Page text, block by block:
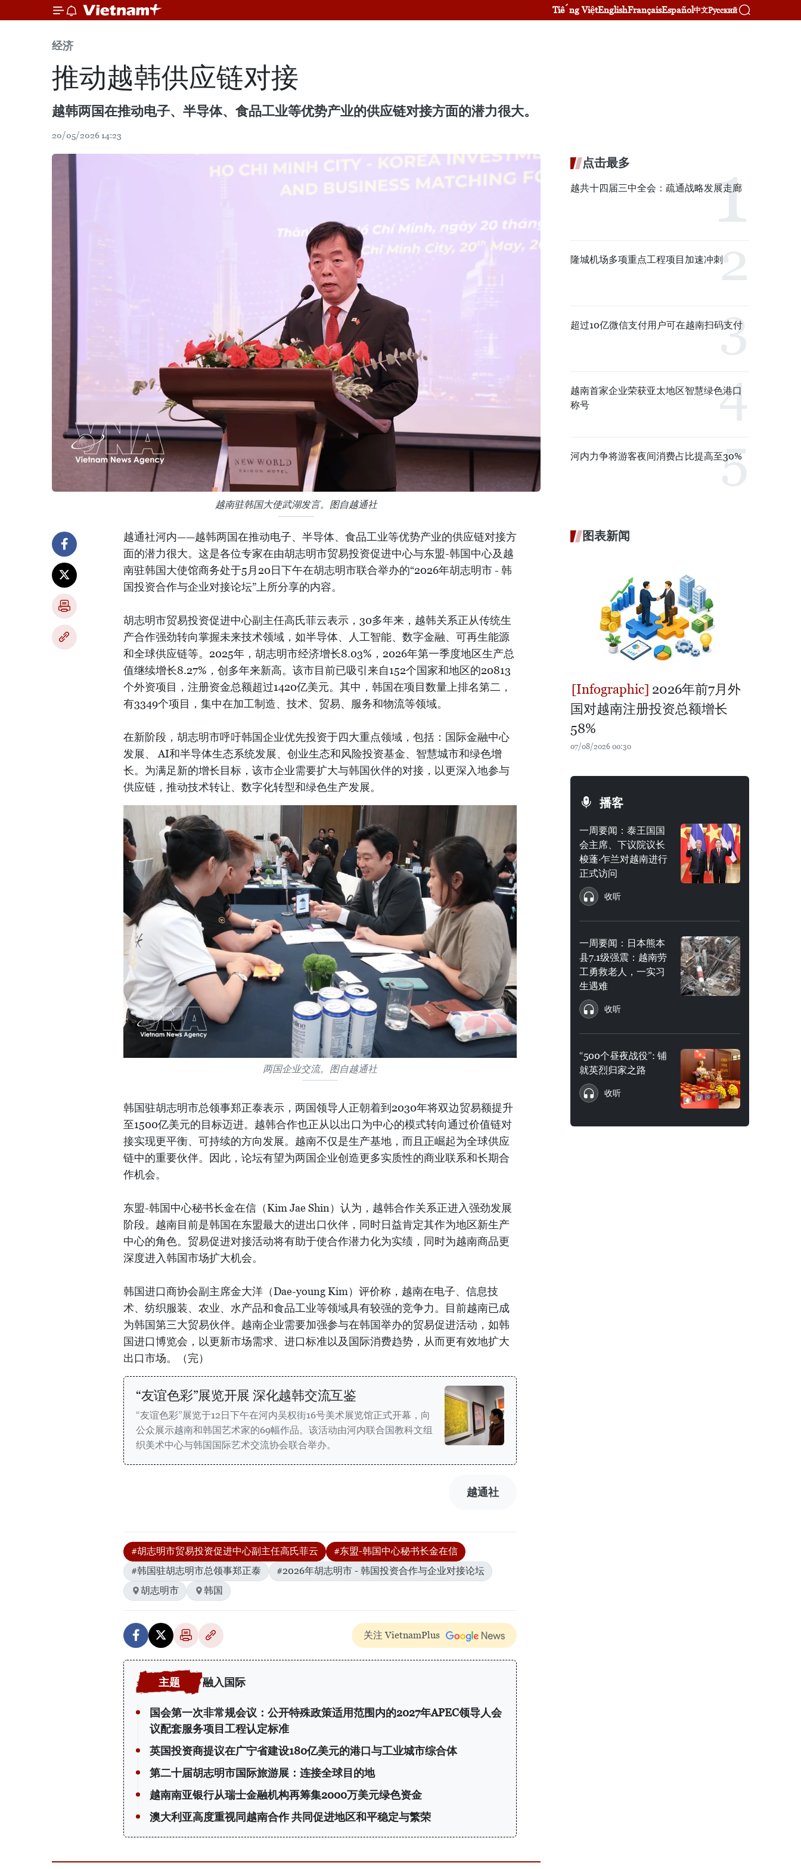
Tiếng ViệtEnglishFrançaisEspañol中文Русский
经济
推动越韩供应链对接
越韩两国在推动电子、半导体、食品工业等优势产业的供应链对接方面的潜力很大。
20/05/2026 14:23
越南驻韩国大使武湖发言。图自越通社
越通社河内——越韩两国在推动电子、半导体、食品工业等优势产业的供应链对接方
面的潜力很大。这是各位专家在由胡志明市贸易投资促进中心与东盟-韩国中心及越
南驻韩国大使馆商务处于5月20日下午在胡志明市联合举办的“2026年胡志明市 - 韩
国投资合作与企业对接论坛”上所分享的内容。
胡志明市贸易投资促进中心副主任高氏菲云表示，30多年来，越韩关系正从传统生
产合作强劲转向掌握未来技术领域，如半导体、人工智能、数字金融、可再生能源
和全球供应链等。2025年，胡志明市经济增长8.03%，2026年第一季度地区生产总
值继续增长8.27%，创多年来新高。该市目前已吸引来自152个国家和地区的20813
个外资项目，注册资金总额超过1420亿美元。其中，韩国在项目数量上排名第二，
有3349个项目，集中在加工制造、技术、贸易、服务和物流等领域。
在新阶段，胡志明市呼吁韩国企业优先投资于四大重点领域，包括：国际金融中心
发展、 AI和半导体生态系统发展、创业生态和风险投资基金、智慧城市和绿色增
长。为满足新的增长目标，该市企业需要扩大与韩国伙伴的对接，以更深入地参与
供应链，推动技术转让、数字化转型和绿色生产发展。
两国企业交流。图自越通社
韩国驻胡志明市总领事郑正泰表示，两国领导人正朝着到2030年将双边贸易额提升
至1500亿美元的目标迈进。越韩合作也正从以出口为中心的模式转向通过价值链对
接实现更平衡、可持续的方向发展。越南不仅是生产基地，而且正崛起为全球供应
链中的重要伙伴。因此，论坛有望为两国企业创造更多实质性的商业联系和长期合
作机会。
东盟-韩国中心秘书长金在信（Kim Jae Shin）认为，越韩合作关系正进入强劲发展
阶段。越南目前是韩国在东盟最大的进出口伙伴，同时日益肯定其作为地区新生产
中心的角色。贸易促进对接活动将有助于使合作潜力化为实绩，同时为越南商品更
深度进入韩国市场扩大机会。
韩国进口商协会副主席金大洋（Dae-young Kim）评价称，越南在电子、信息技
术、纺织服装、农业、水产品和食品工业等领域具有较强的竞争力。目前越南已成
为韩国第三大贸易伙伴。越南企业需要加强参与在韩国举办的贸易促进活动，如韩
国进口博览会，以更新市场需求、进口标准以及国际消费趋势，从而更有效地扩大
出口市场。（完）
“友谊色彩”展览开展 深化越韩交流互鉴
“友谊色彩”展览于12日下午在河内吴权街16号美术展览馆正式开幕，向
公众展示越南和韩国艺术家的69幅作品。该活动由河内联合国教科文组
织美术中心与韩国国际艺术交流协会联合举办。
越通社
#胡志明市贸易投资促进中心副主任高氏菲云
#东盟-韩国中心秘书长金在信
#韩国驻胡志明市总领事郑正泰
#2026年胡志明市 - 韩国投资合作与企业对接论坛
胡志明市
韩国
关注 VietnamPlus
融入国际
国会第一次非常规会议：公开特殊政策适用范围内的2027年APEC领导人会
议配套服务项目工程认定标准
英国投资商提议在广宁省建设180亿美元的港口与工业城市综合体
第二十届胡志明市国际旅游展：连接全球目的地
越南南亚银行从瑞士金融机构再筹集2000万美元绿色资金
澳大利亚高度重视同越南合作 共同促进地区和平稳定与繁荣
点击最多
越共十四届三中全会：疏通战略发展走廊
隆城机场多项重点工程项目加速冲刺
超过10亿微信支付用户可在越南扫码支付
越南首家企业荣获亚太地区智慧绿色港口
称号
河内力争将游客夜间消费占比提高至30%
图表新闻
2026年前7月外
国对越南注册投资总额增长
58%
07/08/2026 00:30
播客
一周要闻：泰王国国
会主席、下议院议长
梭蓬·乍兰对越南进行
正式访问
收听
一周要闻：日本熊本
县7.1级强震：越南劳
工勇救老人，一实习
生遇难
收听
“500个昼夜战役”: 铺
就英烈归家之路
收听